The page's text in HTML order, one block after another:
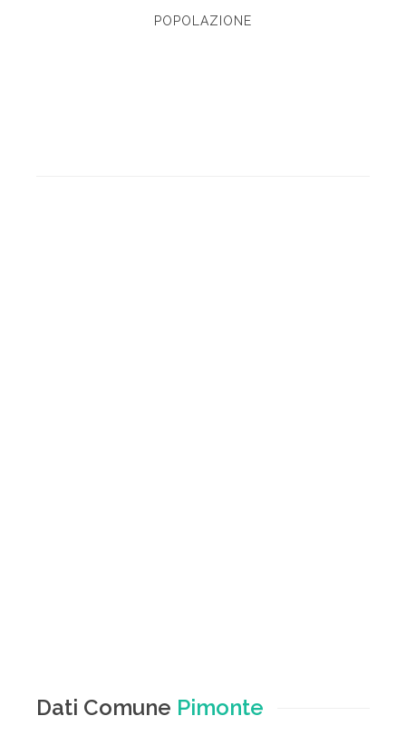
POPOLAZIONE
Dati Comune Pimonte